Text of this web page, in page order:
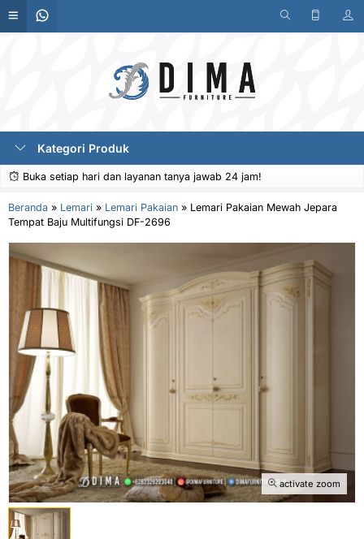
Kategori Produk
Buka setiap hari dan layanan tanya jawab 24 jam!
Beranda » Lemari » Lemari Pakaian » Lemari Pakaian Mewah Jepara
Tempat Baju Multifungsi DF-2696
activate zoom